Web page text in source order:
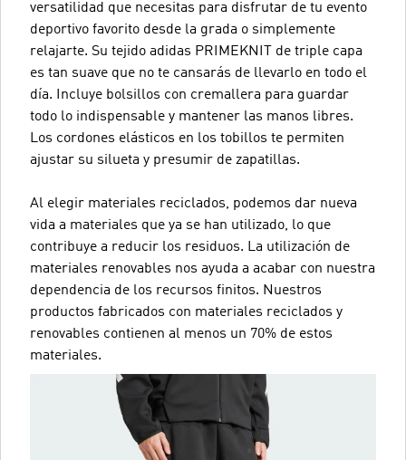
versatilidad que necesitas para disfrutar de tu evento
deportivo favorito desde la grada o simplemente
relajarte. Su tejido adidas PRIMEKNIT de triple capa
es tan suave que no te cansarás de llevarlo en todo el
día. Incluye bolsillos con cremallera para guardar
todo lo indispensable y mantener las manos libres.
Los cordones elásticos en los tobillos te permiten
ajustar su silueta y presumir de zapatillas.
Al elegir materiales reciclados, podemos dar nueva
vida a materiales que ya se han utilizado, lo que
contribuye a reducir los residuos. La utilización de
materiales renovables nos ayuda a acabar con nuestra
dependencia de los recursos finitos. Nuestros
productos fabricados con materiales reciclados y
renovables contienen al menos un 70% de estos
materiales.